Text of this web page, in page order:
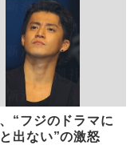
“フジのドラマに
出ない”の激怒